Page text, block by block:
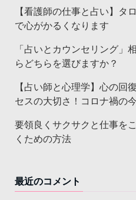
【看護師の仕事と占い】タ
で心がかるくなります
「占いとカウンセリング」
らどちらを選びますか？
【占い師と心理学】心の回
セスの大切さ！コロナ禍の今
要領良くサクサクと仕事を
くための方法
最近のコメント